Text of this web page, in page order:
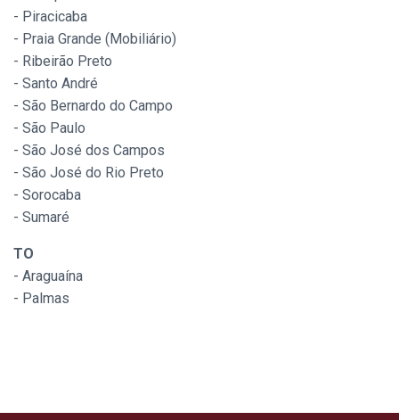
- Piracicaba
- Praia Grande (Mobiliário)
- Ribeirão Preto
- Santo André
- São Bernardo do Campo
- São Paulo
- São José dos Campos
- São José do Rio Preto
- Sorocaba
- Sumaré
TO
- Araguaína
- Palmas